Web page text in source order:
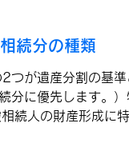
続分の種類
が遺産分割の基
分に優先します。
続人の財産形成に